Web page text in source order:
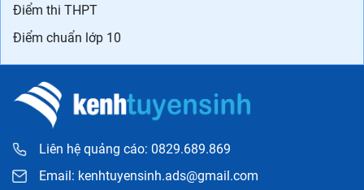
Điểm thi THPT
Điểm chuẩn lớp 10
Liên hệ quảng cáo: 0829.689.869
Email: kenhtuyensinh.ads@gmail.com